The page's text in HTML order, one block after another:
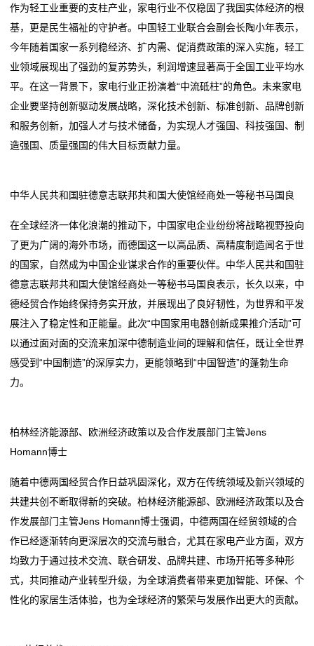
作为轻工业重要的支柱产业，家电行业不仅稳固了我国实体经济的根
基，更是民生福祉的守护者。中国轻工业联合会副会长陶小年表示，
今年随着国家一系列稳经济、扩内需、促消费政策的深入实施，轻工
业领域展现出了强劲的复苏势头，利润增速显著高于全国工业平均水
平。在这一背景下，家电行业正扮演着“中流砥柱”的角色。未来家电
企业要坚持创新驱动发展战略，深化技术创新、标准创新、品牌创新
和服务创新，加强人才与技术储备，为实现人才强国、科技强国、制
造强国、质量强国的伟大目标贡献力量。
中华人民共和国驻德意志联邦共和国大使馆经商处一等秘书马国良
在全球经济一体化浪潮的推动下，中国家电企业纷纷将战略视野投向
了更为广阔的海外市场，而德国这一以高品质、高精度制造闻名于世
的国家，自然成为中国企业谋求合作的重要伙伴。中华人民共和国驻
德意志联邦共和国大使馆经商处一等秘书马国良表示，长久以来，中
德经贸合作始终保持务实开放，并展现出了良好韧性，为世界和平发
展注入了稳定性和正能量。此次“中国家用电器创新成果推介活动”可
以通过面对面的交流来加深中德制造业间的理解和信任，既让全世界
感受到“中国制造”的深厚实力，更能领略到“中国智造”的蓬勃生命
力。
柏林经济能源部、欧洲经济政策以及合作发展部门主管Jens
Homann博士
随着中德两国经贸合作日益巩固深化，双方在传统领域及新兴领域的
共建共创不断取得新的突破。柏林经济能源部、欧洲经济政策以及合
作发展部门主管Jens Homann博士强调，中德两国在经贸领域的合
作已经逐渐转向更深层次的交流与融合，尤其在家电产业方面，双方
均致力于通过技术交流、联合研发、品牌共建、市场开拓等多种形
式，共同推动产业转型升级，为全球消费者带来更加智能、环保、个
性化的家居生活体验，也为全球经济的繁荣与发展作出更大的贡献。